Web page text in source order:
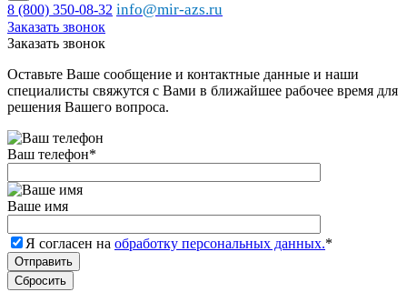
8 (800) 350-08-32 info@mir-azs.ru
Заказать звонок
Заказать звонок
Оставьте Ваше сообщение и контактные данные и наши
специалисты свяжутся с Вами в ближайшее рабочее время для
решения Вашего вопроса.
Ваш телефон*
Ваше имя
Я согласен на обработку персональных данных.*